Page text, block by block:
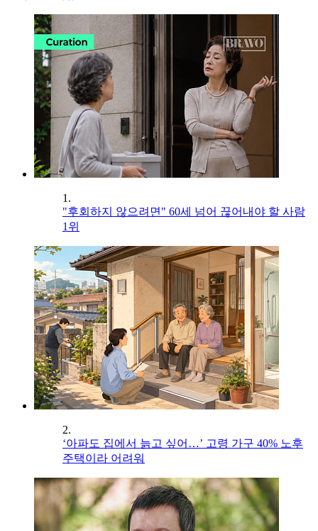
1.
"후회하지 않으려면" 60세 넘어 끊어내야 할 사람
1위
2.
‘아파도 집에서 늙고 싶어…’ 고령 가구 40% 노후
주택이라 어려워